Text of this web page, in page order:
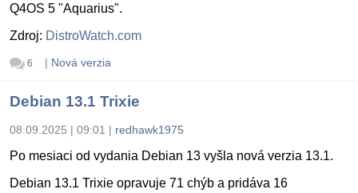
Q4OS 5 "Aquarius".
Zdroj: DistroWatch.com
6 | Nová verzia
Debian 13.1 Trixie
08.09.2025 | 09:01 | redhawk1975
Po mesiaci od vydania Debian 13 vyšla nová verzia 13.1.
Debian 13.1 Trixie opravuje 71 chýb a pridáva 16